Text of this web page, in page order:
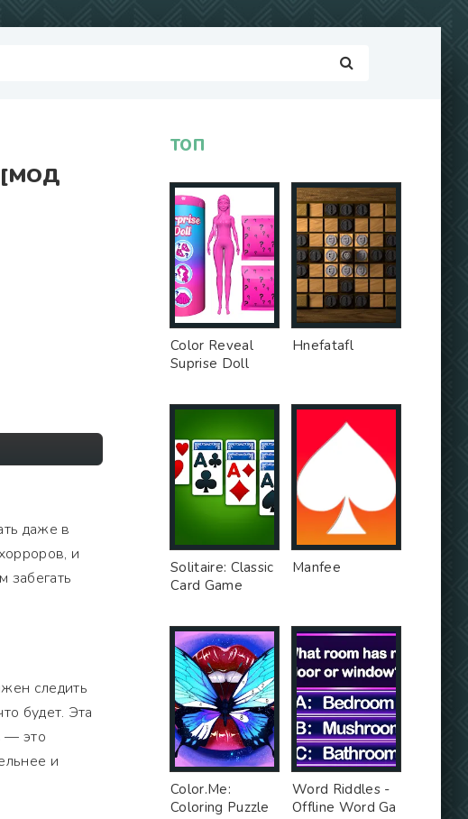
[МОД
даже в
и
забегать
следить
будет. Эта
— это
и
ТОП
Color Reveal
Suprise Doll
Hnefatafl
Solitaire: Classic
Card Game
Manfee
Color.Me:
Coloring Puzzle
Word Riddles -
Offline Word Ga